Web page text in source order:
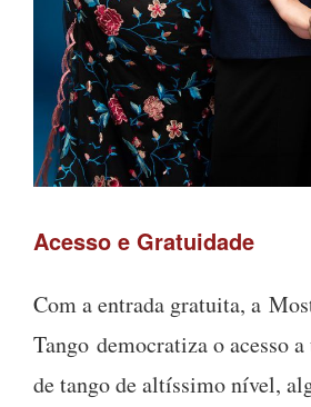
Acesso e Gratuidade
Com a entrada gratuita, a
Tango democratiza o acesso
de tango de altíssimo nível,